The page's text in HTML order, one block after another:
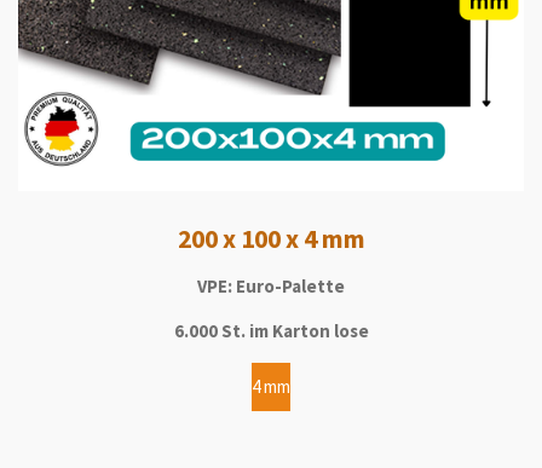
200 x 100 x 4 mm
VPE: Euro-Palette
6.000 St. im Karton lose
4 mm